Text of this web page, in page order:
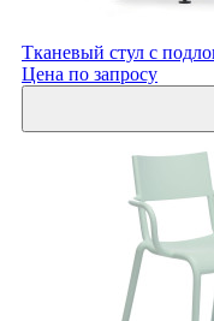
Тканевый стул с
Цена по запросу